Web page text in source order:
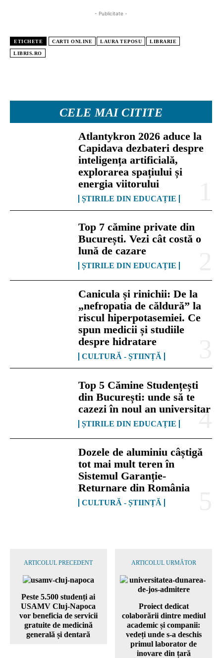
CELE MAI CITITE
Atlantykron 2026 aduce la
Capidava dezbateri despre
inteligența artificială,
explorarea spațiului și
energia viitorului
ȘTIRILE DIN EDUCAȚIE
Top 7 cămine private din
București. Vezi cât costă o
lună de cazare
ȘTIRILE DIN EDUCAȚIE
Canicula și rinichii: De la
„nefropatia de căldură” la
riscul hiperpotasemiei. Ce
spun medicii și studiile
despre hidratare
CULTURĂ - ȘTIINȚĂ
Top 5 Cămine Studențești
din București: unde să te
cazezi în noul an universitar
ȘTIRILE DIN EDUCAȚIE
Dozele de aluminiu câștigă
tot mai mult teren în
Sistemul Garanție-
Returnare din România
CULTURĂ - ȘTIINȚĂ
- Publicitate -
ETICHETE CARTI ONLINE LAURA TEPOSU LIBRARIE
LIBRIS.RO
ARTICOLUL PRECEDENT
Peste 5.500 studenți ai
USAMV Cluj-Napoca
vor beneficia de servicii
gratuite de medicină
generală și dentară
ARTICOLUL URMĂTOR
Proiect dedicat
colaborării dintre mediul
academic și companii:
vedeți unde s-a deschis
primul laborator de
inovare din țară